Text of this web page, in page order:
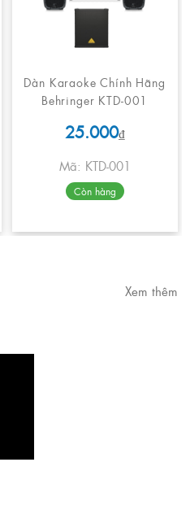
Dàn Karaoke Chính Hãng
Behringer KTD-001
25.000₫
Mã: KTD-001
Còn hàng
Xem thêm